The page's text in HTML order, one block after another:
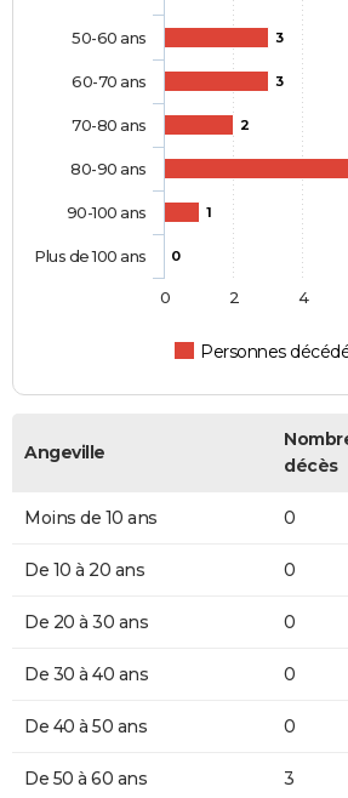
3
3
2
1
0
Personnes
50-60 ans
60-70 ans
70-80 ans
80-90 ans
90-100 ans
Plus de 100 ans
0 2 4
Angeville
décès
Moins de 10 ans 0
De 10 à 20 ans 0
De 20 à 30 ans 0
De 30 à 40 ans 0
De 40 à 50 ans 0
De 50 à 60 ans 3